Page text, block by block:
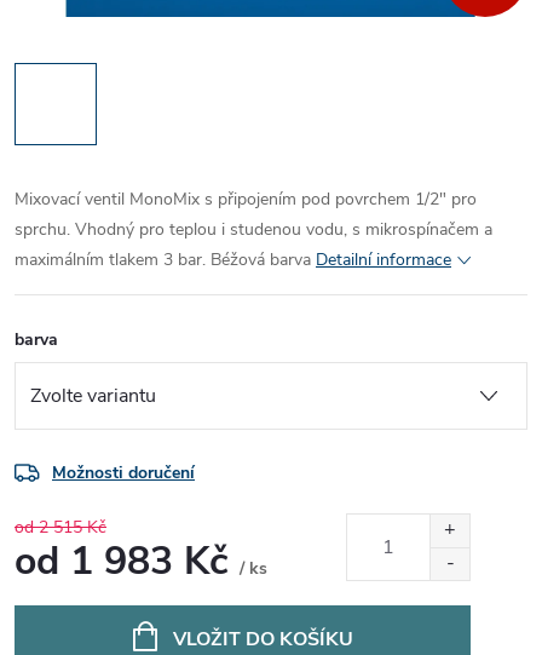
Mixovací ventil MonoMix s připojením pod povrchem 1/2" pro
sprchu. Vhodný pro teplou i studenou vodu, s mikrospínačem a
maximálním tlakem 3 bar. Béžová barva Detailní informace
barva
Možnosti doručení
od 2 515 Kč
od 1 983 Kč / ks
VLOŽIT DO KOŠÍKU